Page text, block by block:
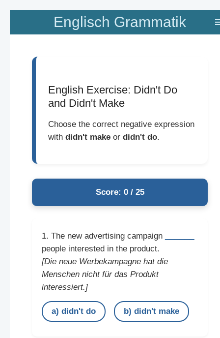
Zum
springen
Englisch Grammatik
English Exercise: Didn't Do
and Didn't Make
Choose the correct negative expression
with didn't makeor didn't do.
Score: 0 / 25
1. The new advertising campaign
people interested in the product.
[Die neue Werbekampagne hat die
Menschen nicht für das Produkt
interessiert.]
a) didn't do b) didn't make